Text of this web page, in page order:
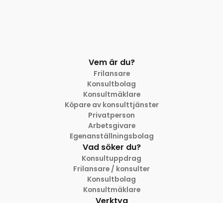
Vem är du?
Frilansare
Konsultbolag
Konsultmäklare
Köpare av konsulttjänster
Privatperson
Arbetsgivare
Egenanställningsbolag
Vad söker du?
Konsultuppdrag
Frilansare / konsulter
Konsultbolag
Konsultmäklare
Verktyg